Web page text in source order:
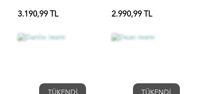
3.190,99 TL 2.990,99 TL
TÜKENDİ TÜKENDİ